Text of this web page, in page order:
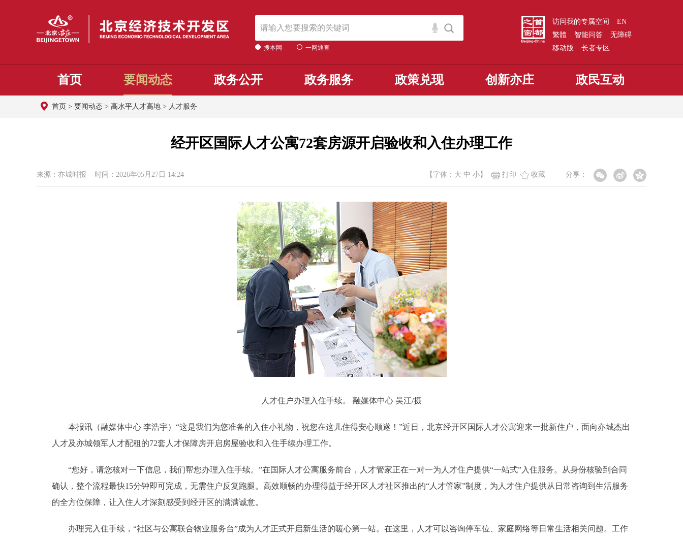
搜本网 一网通查
访问我的专属空间
EN
繁體
智能问答
无障碍
移动版
长者专区
首页 要闻动态 政务公开 政务服务 政策兑现 创新亦庄 政民互动
首页 > 要闻动态 > 高水平人才高地 > 人才服务
经开区国际人才公寓72套房源开启验收和入住办理工作
来源：亦城时报 时间：2026年05月27日 14:24 分享：
【字体： 大 中 小 】 打印 收藏
人才住户办理入住手续。 融媒体中心 吴江/摄
本报讯（融媒体中心 李浩宇）“这是我们为您准备的入住小礼物，祝您在这儿住得安心顺遂！”近日，北京经开区国际人才公寓迎来一批新住户，面向亦城杰出
人才及亦城领军人才配租的72套人才保障房开启房屋验收和入住手续办理工作。
“您好，请您核对一下信息，我们帮您办理入住手续。”在国际人才公寓服务前台，人才管家正在一对一为人才住户提供“一站式”入住服务。从身份核验到合同
确认，整个流程最快15分钟即可完成，无需住户反复跑腿。高效顺畅的办理得益于经开区人才社区推出的“人才管家”制度，为人才住户提供从日常咨询到生活服务
的全方位保障，让入住人才深刻感受到经开区的满满诚意。
办理完入住手续，“社区与公寓联合物业服务台”成为人才正式开启新生活的暖心第一站。在这里，人才可以咨询停车位、家庭网络等日常生活相关问题。工作